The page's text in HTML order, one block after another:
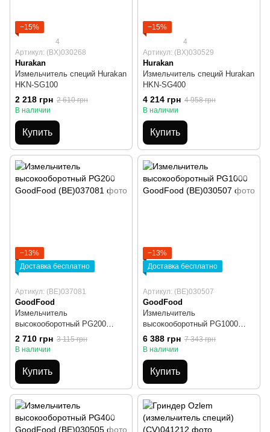
−15%
4
Артикул: (BX)030268
Hurakan
Измельчитель специй Hurakan
HKN-SG100
2 218 грн 2 610 грн
В наличии
Купить
−15%
4
Артикул: (BX)030529
Hurakan
Измельчитель специй Hurakan
HKN-SG400
4 214 грн 4 958 грн
В наличии
Купить
−13%
Доставка бесплатно
Артикул: (BE)037081
GoodFood
Измельчитель
высокооборотный PG200
GoodFood
2 710 грн 3 115 грн
В наличии
Купить
−13%
Доставка бесплатно
Артикул: (BE)030507
GoodFood
Измельчитель
высокооборотный PG1000
GoodFood
6 388 грн 7 343 грн
В наличии
Купить